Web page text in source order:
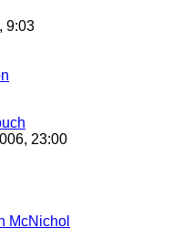
9:03
23:00
McNichol